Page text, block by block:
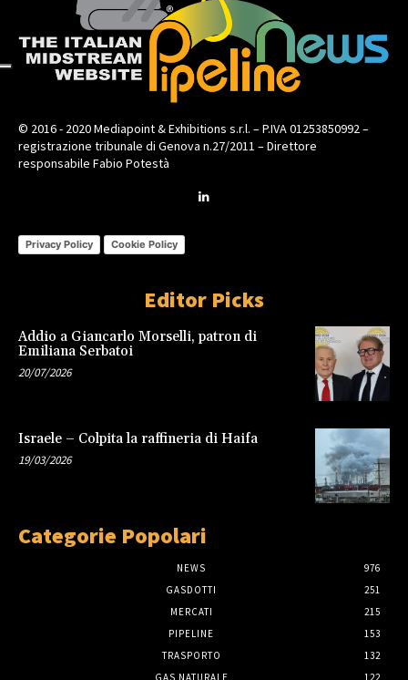
© 2016 - 2020 Mediapoint & Exhibitions s.r.l. – P.IVA 01253850992 –
registrazione tribunale di Genova n.27/2011 – Direttore
responsabile Fabio Potestà
Privacy Policy Cookie Policy
Editor Picks
Addio a Giancarlo Morselli, patron di
Emiliana Serbatoi
20/07/2026
Israele – Colpita la raffineria di Haifa
19/03/2026
Categorie Popolari
NEWS
976
GASDOTTI
251
MERCATI
215
PIPELINE
153
TRASPORTO
132
GAS NATURALE
122